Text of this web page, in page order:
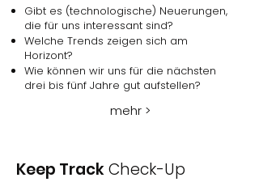
Gibt es (technologische) Neuerungen,
die für uns interessant sind?
Welche Trends zeigen sich am
Horizont?
Wie können wir uns für die nächsten
drei bis fünf Jahre gut aufstellen?
mehr >
Keep TrackCheck-Up